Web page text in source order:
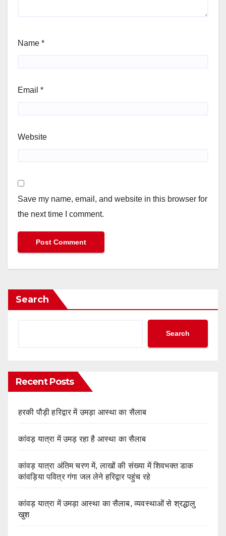
Name *
Email *
Website
Save my name, email, and website in this browser for
the next time I comment.
Search
Search
Recent Posts
हरकी पौड़ी हरिद्वार में उमड़ा आस्था का सैलाब
कांवड़ यात्रा में उमड़ रहा है आस्था का सैलाब
कांवड़ यात्रा अंतिम चरण में, लाखों की संख्या में शिवभक्त डाक
कांवड़िया पवित्र गंगा जल लेने हरिद्वार पहुंच रहे
कांवड़ यात्रा में उमड़ा आस्था का सैलाब, व्यवस्थाओं से श्रद्धालु
खुश